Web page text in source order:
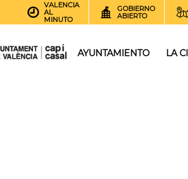
VALENCIA
AL
MINUTO
GOBIERNO
ABIERTO
AYUNTAMIENTO LA